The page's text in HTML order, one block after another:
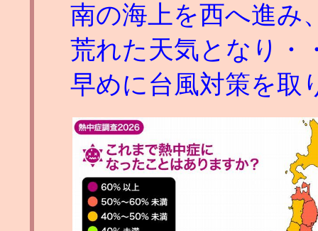
南の海上を西へ進み
荒れた天気となり・
早めに台風対策を取